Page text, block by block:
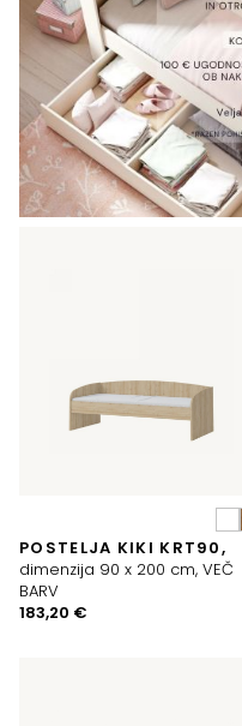
POSTELJA KIKI KRT90,
dimenzija 90 x 200 cm, VEČ
BARV
183,20 €